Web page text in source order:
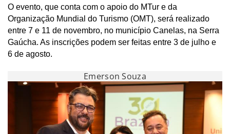
O evento, que conta com o apoio do MTur e da
Organização Mundial do Turismo (OMT), será realizado
entre 7 e 11 de novembro, no município Canelas, na Serra
Gaúcha. As inscrições podem ser feitas entre 3 de julho e
6 de agosto.
Emerson Souza